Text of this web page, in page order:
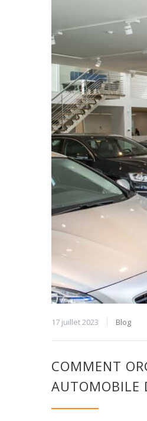
17 juillet 2023 Blog
COMMENT
AUTOMOBILE